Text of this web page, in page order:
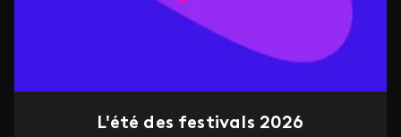
L'été des festivals 2026